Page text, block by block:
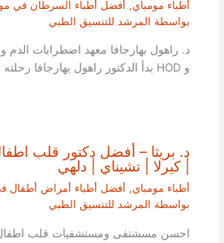
أطباء مومباي, أفضل أطباء السرطان في
بواسطة المرشد للتنسيق الطبي
د. راهول بهارجافا معهد اضطرابات الدم
و HOD بدأ الدكتور راهول بهارجافا رحلته في زراعة الخلايا […]
د. بريثا – أفضل دكتور قلب
| كيرلا | تشيناي | دلهي
أطباء مومباي, أفضل أطباء أمراض أطفال في
بواسطة المرشد للتنسيق الطبي
احسن مسشتفى ومستشفيات قلب